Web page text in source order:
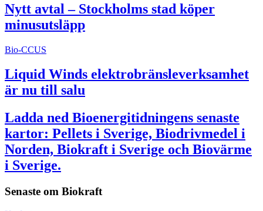
Nytt avtal – Stockholms stad köper
minusutsläpp
Bio-CCUS
Liquid Winds elektrobränsleverksamhet
är nu till salu
Ladda ned Bioenergitidningens senaste
kartor: Pellets i Sverige, Biodrivmedel i
Norden, Biokraft i Sverige och Biovärme
i Sverige.
Senaste om Biokraft